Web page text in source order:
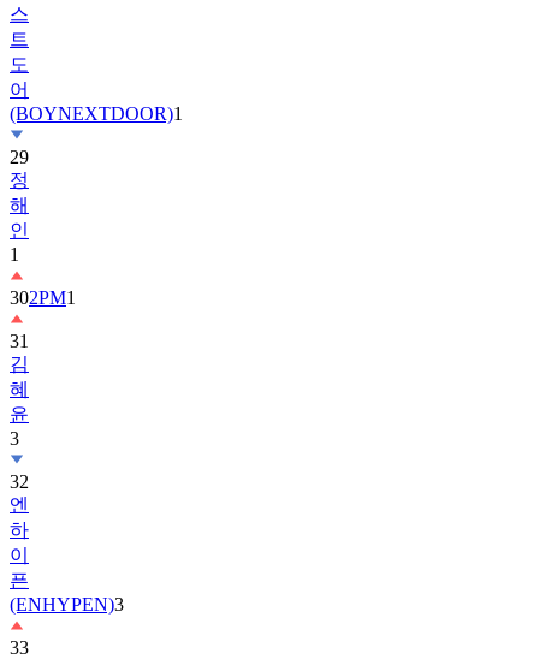
스
트
도
어
(BOYNEXTDOOR)1
29
정
해
인
1
302PM1
31
김
혜
윤
3
32
엔
하
이
픈
(ENHYPEN)3
33